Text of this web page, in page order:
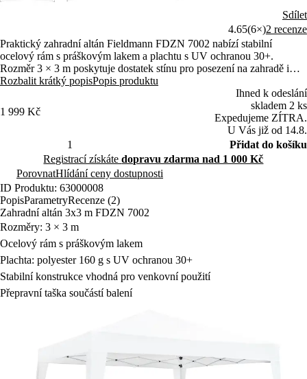
Sdílet
4.65(6×)2 recenze
Praktický zahradní altán Fieldmann FDZN 7002 nabízí stabilní
ocelový rám s práškovým lakem a plachtu s UV ochranou 30+.
Rozměr 3 × 3 m poskytuje dostatek stínu pro posezení na zahradě i
terase. Součástí je přepravní taška pro snadné skladování a úsporu
Rozbalit krátký popisPopis produktu
1 999 Kč
Ihned k odeslání
skladem 2 ks
Expedujeme ZÍTRA.
U Vás již od 14.8.
Přidat do košíku
Registrací získátedopravu zdarma nad 1 000 Kč
PorovnatHlídání ceny dostupnosti
ID Produktu: 63000008
PopisParametryRecenze (2)
Zahradní altán 3x3 m FDZN 7002
Rozměry: 3 × 3 m
Ocelový rám s práškovým lakem
Plachta: polyester 160 g s UV ochranou 30+
Stabilní konstrukce vhodná pro venkovní použití
Přepravní taška součástí balení